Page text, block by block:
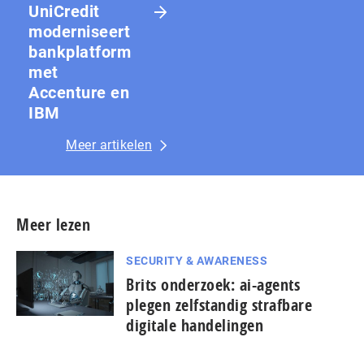
UniCredit
moderniseert
bankplatform
met
Accenture en
IBM
Meer artikelen
Meer lezen
SECURITY & AWARENESS
Brits onderzoek: ai-agents
plegen zelfstandig strafbare
digitale handelingen